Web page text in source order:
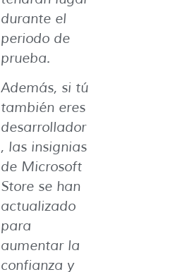
durante el
periodo de
prueba.
Además, si tú
también eres
desarrollador
, las insignias
de Microsoft
Store se han
actualizado
para
aumentar la
confianza y